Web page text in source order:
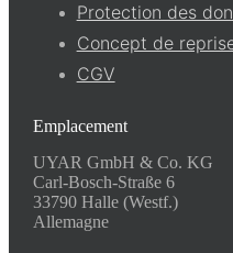
Protection des
Concept de
CGV
Emplacement
UYAR GmbH & Co. KG
Carl-Bosch-Straße 6
33790 Halle (Westf.)
Allemagne